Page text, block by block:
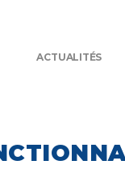
ACTUALITÉS